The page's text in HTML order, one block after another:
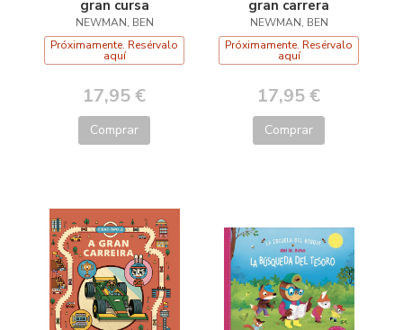
gran cursa
NEWMAN, BEN
Próximamente. Resérvalo
aquí
17,95 €
Comprar
gran carrera
NEWMAN, BEN
Próximamente. Resérvalo
aquí
17,95 €
Comprar